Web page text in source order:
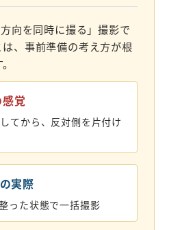
向を同時に撮る」撮影で
、事前準備の考え方が根
覚
てから、反対側を片付け
実際
った状態で一括撮影